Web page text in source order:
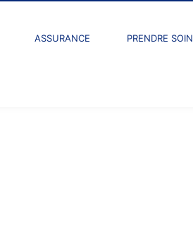
ASSURANCE PRENDRE SOIN